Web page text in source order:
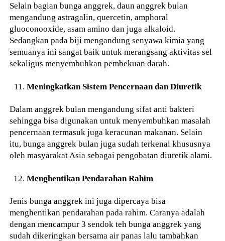
Selain bagian bunga anggrek, daun anggrek bulan
mengandung astragalin, quercetin, amphoral
gluoconooxide, asam amino dan juga alkaloid.
Sedangkan pada biji mengandung senyawa kimia yang
semuanya ini sangat baik untuk merangsang aktivitas sel
sekaligus menyembuhkan pembekuan darah.
Meningkatkan Sistem Pencernaan dan Diuretik
Dalam anggrek bulan mengandung sifat anti bakteri
sehingga bisa digunakan untuk menyembuhkan masalah
pencernaan termasuk juga keracunan makanan. Selain
itu, bunga anggrek bulan juga sudah terkenal khususnya
oleh masyarakat Asia sebagai pengobatan diuretik alami.
Menghentikan Pendarahan Rahim
Jenis bunga anggrek ini juga dipercaya bisa
menghentikan pendarahan pada rahim. Caranya adalah
dengan mencampur 3 sendok teh bunga anggrek yang
sudah dikeringkan bersama air panas lalu tambahkan